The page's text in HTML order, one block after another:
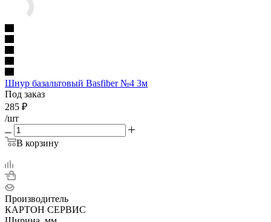
Шнур базальтовый Basfiber №4 3м
Под заказ
285 ₽
/шт
В корзину
Производитель
КАРТОН СЕРВИС